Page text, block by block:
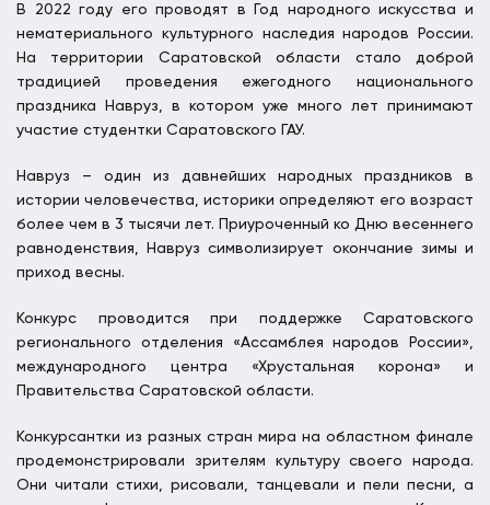
В 2022 году его проводят в Год народного искусства и
нематериального культурного наследия народов России.
На территории Саратовской области стало доброй
традицией проведения ежегодного национального
праздника Навруз, в котором уже много лет принимают
участие студентки Саратовского ГАУ.
Навруз – один из давнейших народных праздников в
истории человечества, историки определяют его возраст
более чем в 3 тысячи лет. Приуроченный ко Дню весеннего
равноденствия, Навруз символизирует окончание зимы и
приход весны.
Конкурс проводится при поддержке Саратовского
регионального отделения «Ассамблея народов России»,
международного центра «Хрустальная корона» и
Правительства Саратовской области.
Конкурсантки из разных стран мира на областном финале
продемонстрировали зрителям культуру своего народа.
Они читали стихи, рисовали, танцевали и пели песни, а